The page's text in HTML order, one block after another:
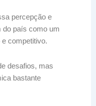
percepção e
do país como um
competitivo.
desafios, mas
bastante